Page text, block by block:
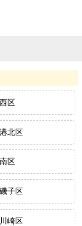
区
北区
区
子区
崎区